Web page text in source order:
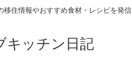
移住情報やおすすめ食材・レシピを発信
キッチン日記